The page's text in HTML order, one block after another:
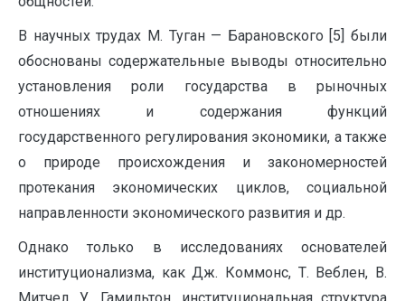
В научных трудах М. Туган — Барановского [5] были
обоснованы содержательные выводы относительно
установления роли государства в рыночных
отношениях и содержания функций
государственного регулирования экономики, а также
о природе происхождения и закономерностей
протекания экономических циклов, социальной
направленности экономического развития и др.
Однако только в исследованиях основателей
институционализма, как Дж. Коммонс, Т. Веблен, В.